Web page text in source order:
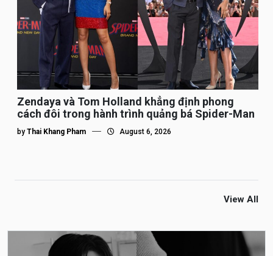
Zendaya và Tom Holland khẳng định phong
cách đôi trong hành trình quảng bá Spider-Man
by Thai Khang Pham August 6, 2026
View All